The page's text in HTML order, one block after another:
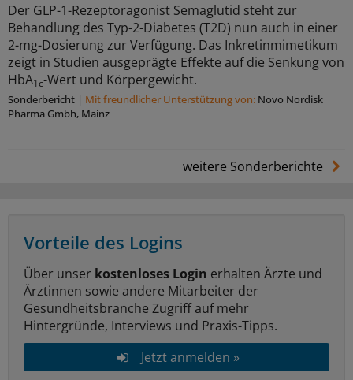
Der GLP-1-Rezeptoragonist Semaglutid steht zur
Behandlung des Typ-2-Diabetes (T2D) nun auch in einer
2-mg-Dosierung zur Verfügung. Das Inkretinmimetikum
zeigt in Studien ausgeprägte Effekte auf die Senkung von
HbA1c-Wert und Körpergewicht.
Sonderbericht | Mit freundlicher Unterstützung von: Novo Nordisk
Pharma Gmbh, Mainz
weitere Sonderberichte
Vorteile des Logins
Über unser kostenloses Login erhalten Ärzte und
Ärztinnen sowie andere Mitarbeiter der
Gesundheitsbranche Zugriff auf mehr
Hintergründe, Interviews und Praxis-Tipps.
Jetzt anmelden »